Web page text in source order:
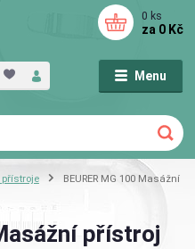
Menu
0 ks
za 0 Kč
BEURER MG 100 Masážní
přístroj